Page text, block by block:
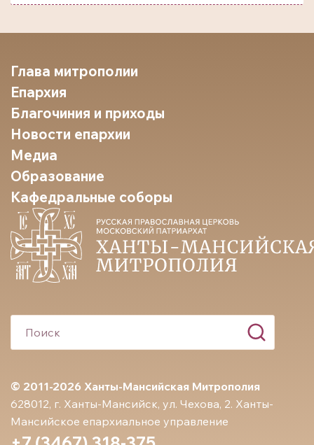
© 2011-2026 Ханты-Мансийская Митрополия
628012, г. Ханты-Мансийск, ул. Чехова, 2. Ханты-
Мансийское епархиальное управление
Глава митрополии
Епархия
Благочиния и приходы
Новости епархии
Медиа
Образование
Кафедральные соборы